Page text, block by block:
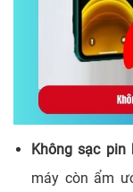
Không sạc pin
máy còn ẩm